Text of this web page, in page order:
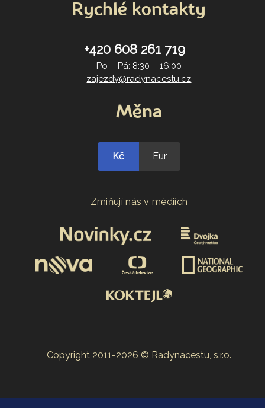
Rychlé kontakty
+420 608 261 719
Po – Pá: 8:30 – 16:00
zajezdy@radynacestu.cz
Měna
Kč Eur
Zmiňují nás v médiích
Copyright 2011-2026 © Radynacestu, s.r.o.